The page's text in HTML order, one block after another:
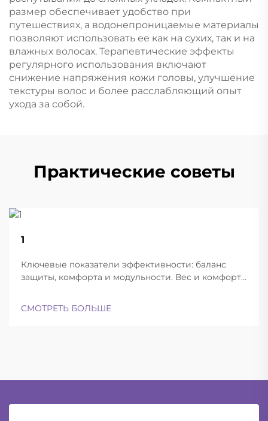
размер обеспечивает удобство при
путешествиях, а водонепроницаемые материалы
позволяют использовать ее как на сухих, так и на
влажных волосах. Терапевтические эффекты
регулярного использования включают
снижение напряжения кожи головы, улучшение
текстуры волос и более расслабляющий опыт
ухода за собой.
Практические советы
1
Ключевые показатели эффективности: баланс
защиты, комфорта и модульности. Вес и комфорт
шлемы успешно находят баланс между
СМОТРЕТЬ БОЛЬШЕ